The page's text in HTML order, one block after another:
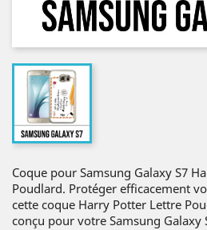
Coque pour Samsung Galaxy S7
Poudlard. Protéger efficacement
cette coque Harry Potter Lettre
conçu pour votre Samsung Galaxy